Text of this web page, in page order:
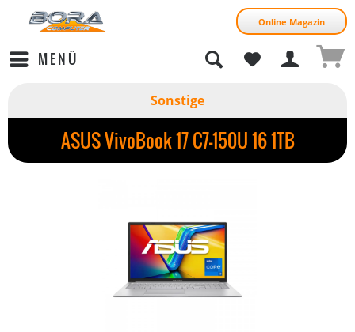
Online Magazin
MENÜ
Sonstige
ASUS VivoBook 17 C7-150U 16 1TB